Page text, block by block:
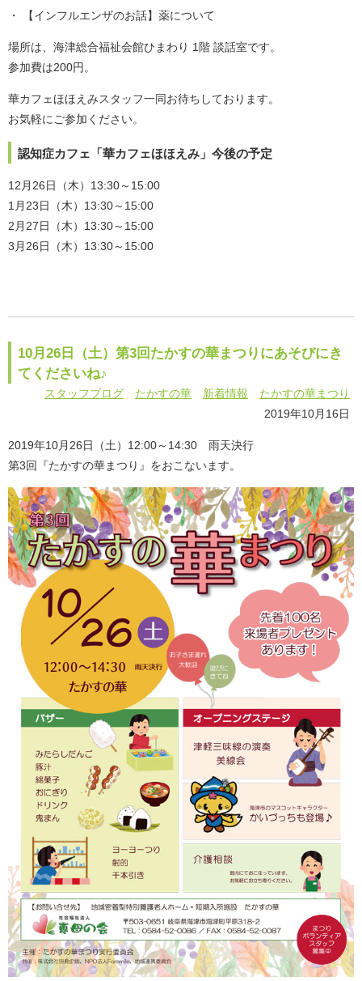
【インフルエンザのお話】薬について
場所は、海津総合福祉会館ひまわり 1階 談話室です。
参加費は200円。
華カフェほほえみスタッフ一同お待ちしております。
お気軽にご参加ください。
認知症カフェ「華カフェほほえみ」今後の予定
12月26日（木）13:30～15:00
1月23日（木）13:30～15:00
2月27日（木）13:30～15:00
3月26日（木）13:30～15:00
10月26日（土）第3回たかすの華まつりにあそびにき
てくださいね♪
スタッフブログ たかすの華 新着情報
たかすの華まつり
2019年10月16日
2019年10月26日（土）12:00～14:30 雨天決行
第3回『たかすの華まつり』をおこないます。